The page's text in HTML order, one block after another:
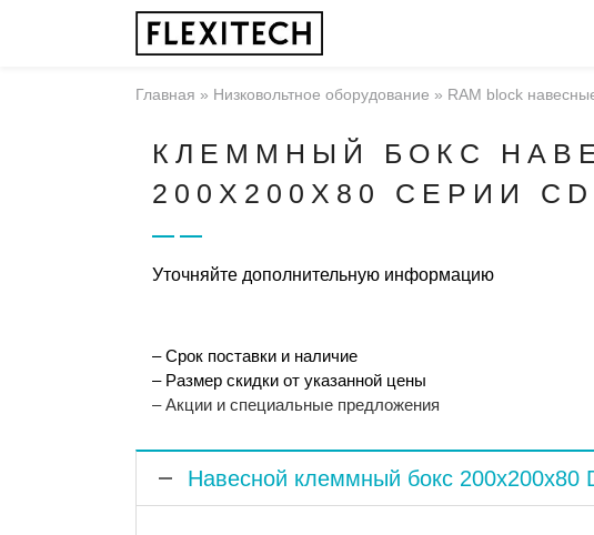
Главная » Низковольтное оборудование » RAM block
КЛЕММНЫЙ БОКС
200X200X80 СЕРИИ
Уточняйте дополнительную информацию
– Срок поставки и наличие
– Размер скидки от указанной цены
– Акции и специальные предложения
Навесной клеммный бокс 200x200x80